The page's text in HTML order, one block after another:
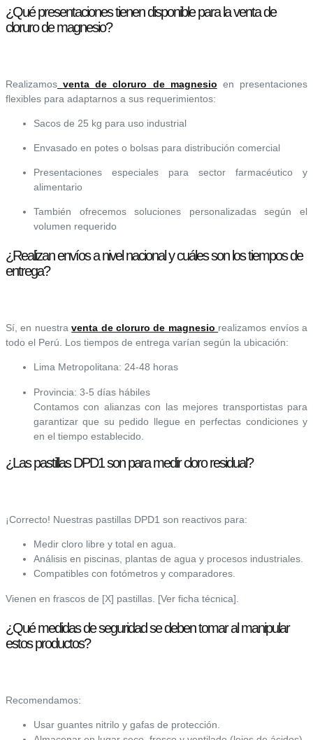
¿Qué presentaciones tienen disponible para la venta de
cloruro de magnesio?
Realizamos venta de cloruro de magnesio en presentaciones
flexibles para adaptarnos a sus requerimientos:
Sacos de 25 kg para uso industrial
Envasado en potes o bolsas para distribución comercial
Presentaciones especiales para sector farmacéutico y
alimentario
También ofrecemos soluciones personalizadas según el
volumen requerido
¿Realizan envíos a nivel nacional y cuáles son los tiempos de
entrega?
Sí, en nuestraventa de cloruro de magnesio realizamos envíos a
todo el Perú. Los tiempos de entrega varían según la ubicación:
Lima Metropolitana: 24-48 horas
Provincia: 3-5 días hábiles
Contamos con alianzas con las mejores transportistas para
garantizar que su pedido llegue en perfectas condiciones y
en el tiempo establecido.
¿Las pastillas DPD1 son para medir cloro residual?
¡Correcto! Nuestras pastillas DPD1 son reactivos para:
Medir cloro libre y total en agua.
Análisis en piscinas, plantas de agua y procesos industriales.
Compatibles con fotómetros y comparadores.
Vienen en frascos de [X] pastillas. [Ver ficha técnica].
¿Qué medidas de seguridad se deben tomar al manipular
estos productos?
Recomendamos:
Usar guantes nitrilo y gafas de protección.